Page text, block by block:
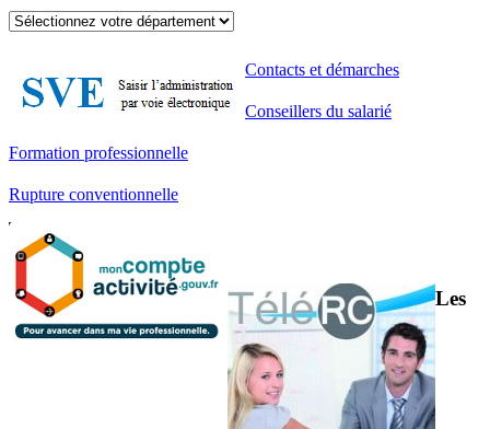
Contacts et démarches
Conseillers du salarié
Formation professionnelle
Rupture conventionnelle
Les